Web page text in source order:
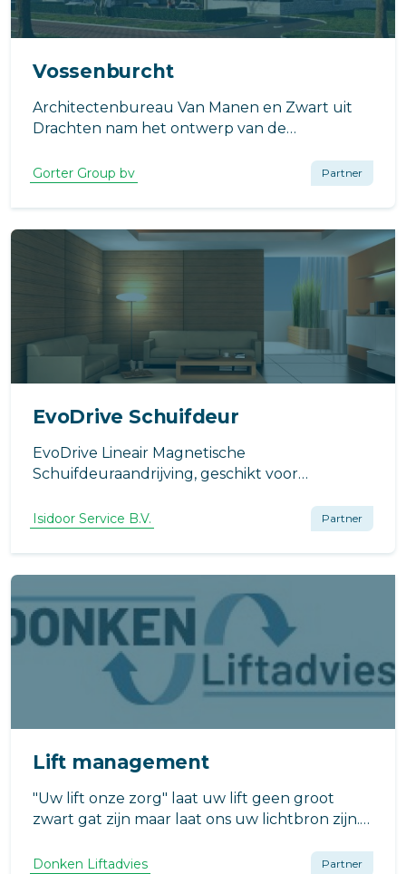
Vossenburcht
Architectenbureau Van Manen en Zwart uit
Drachten nam het ontwerp van de
appartementencomplex met veertien
koopappartementen in Eelde, voor haar
rekening.
Gorter Group bv Partner
EvoDrive Schuifdeur
EvoDrive Lineair Magnetische
Schuifdeuraandrijving, geschikt voor
stil. Voor houten, aluminium en glazen
Isidoor Service B.V. Partner
Lift management
"Uw lift onze zorg" laat uw lift geen groot
zwart gat zijn maar laat ons uw lichtbron zijn.
goede exploitatie.
Donken Liftadvies Partner